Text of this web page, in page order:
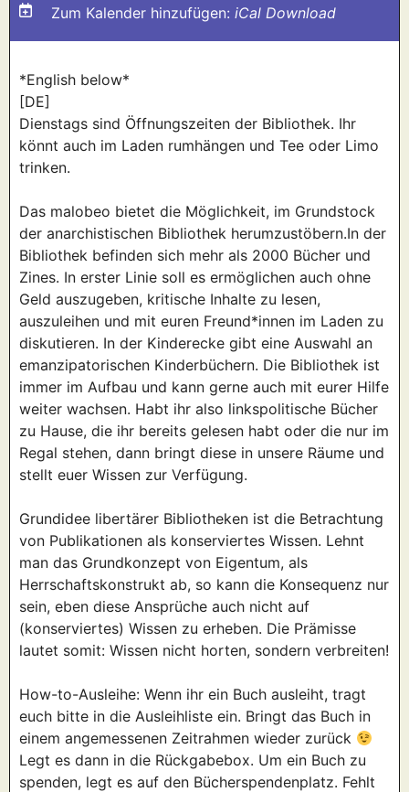
Zum Kalender hinzufügen: iCal Download
*English below*
[DE]
Dienstags sind Öffnungszeiten der Bibliothek. Ihr
könnt auch im Laden rumhängen und Tee oder Limo
trinken.
Das malobeo bietet die Möglichkeit, im Grundstock
der anarchistischen Bibliothek herumzustöbern.In der
Bibliothek befinden sich mehr als 2000 Bücher und
Zines. In erster Linie soll es ermöglichen auch ohne
Geld auszugeben, kritische Inhalte zu lesen,
auszuleihen und mit euren Freund*innen im Laden zu
diskutieren. In der Kinderecke gibt eine Auswahl an
emanzipatorischen Kinderbüchern. Die Bibliothek ist
immer im Aufbau und kann gerne auch mit eurer Hilfe
weiter wachsen. Habt ihr also linkspolitische Bücher
zu Hause, die ihr bereits gelesen habt oder die nur im
Regal stehen, dann bringt diese in unsere Räume und
stellt euer Wissen zur Verfügung.
Grundidee libertärer Bibliotheken ist die Betrachtung
von Publikationen als konserviertes Wissen. Lehnt
man das Grundkonzept von Eigentum, als
Herrschaftskonstrukt ab, so kann die Konsequenz nur
sein, eben diese Ansprüche auch nicht auf
(konserviertes) Wissen zu erheben. Die Prämisse
lautet somit: Wissen nicht horten, sondern verbreiten!
How-to-Ausleihe: Wenn ihr ein Buch ausleiht, tragt
euch bitte in die Ausleihliste ein. Bringt das Buch in
einem angemessenen Zeitrahmen wieder zurück
Legt es dann in die Rückgabebox. Um ein Buch zu
spenden, legt es auf den Bücherspendenplatz. Fehlt